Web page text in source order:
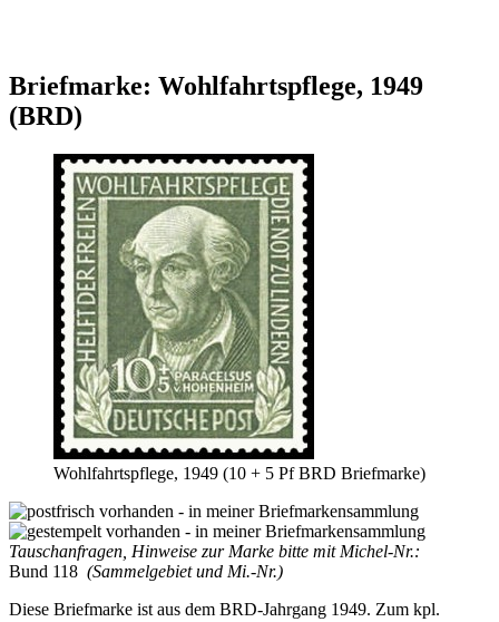
Briefmarke: Wohlfahrtspflege, 1949
(BRD)
Wohlfahrtspflege, 1949 (10 + 5 Pf BRD Briefmarke)
Tauschanfragen, Hinweise zur Marke bitte mit Michel-Nr.:
Bund 118 (Sammelgebiet und Mi.-Nr.)
Diese Briefmarke ist aus dem BRD-Jahrgang 1949. Zum kpl.